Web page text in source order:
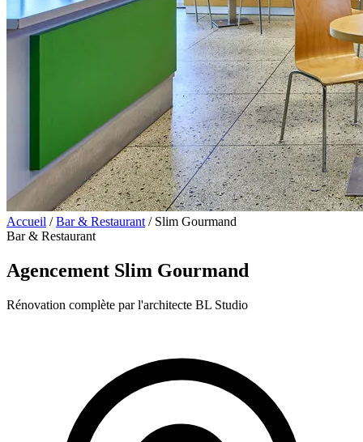
Accueil / Bar & Restaurant / Slim Gourmand
Bar & Restaurant
Agencement Slim Gourmand
Rénovation complète par l'architecte BL Studio